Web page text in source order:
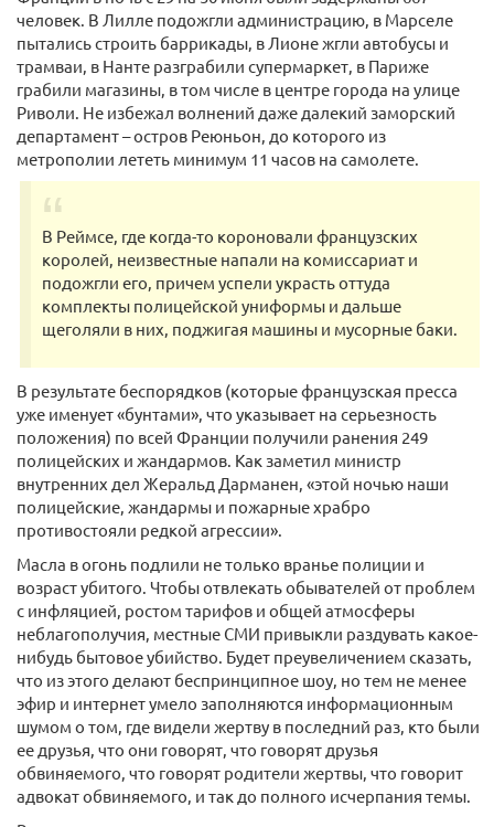
человек. В Лилле подожгли администрацию, в Марселе
пытались строить баррикады, в Лионе жгли автобусы и
трамваи, в Нанте разграбили супермаркет, в Париже
грабили магазины, в том числе в центре города на улице
Риволи. Не избежал волнений даже далекий заморский
департамент – остров Реюньон, до которого из
метрополии лететь минимум 11 часов на самолете.
В Реймсе, где когда-то короновали французских
королей, неизвестные напали на комиссариат и
подожгли его, причем успели украсть оттуда
комплекты полицейской униформы и дальше
щеголяли в них, поджигая машины и мусорные баки.
В результате беспорядков (которые французская пресса
уже именует «бунтами», что указывает на серьезность
положения) по всей Франции получили ранения 249
полицейских и жандармов. Как заметил министр
внутренних дел Жеральд Дарманен, «этой ночью наши
полицейские, жандармы и пожарные храбро
противостояли редкой агрессии».
Масла в огонь подлили не только вранье полиции и
возраст убитого. Чтобы отвлекать обывателей от проблем
с инфляцией, ростом тарифов и общей атмосферы
неблагополучия, местные СМИ привыкли раздувать какое-
нибудь бытовое убийство. Будет преувеличением сказать,
что из этого делают беспринципное шоу, но тем не менее
эфир и интернет умело заполняются информационным
шумом о том, где видели жертву в последний раз, кто были
ее друзья, что они говорят, что говорят друзья
обвиняемого, что говорят родители жертвы, что говорит
адвокат обвиняемого, и так до полного исчерпания темы.